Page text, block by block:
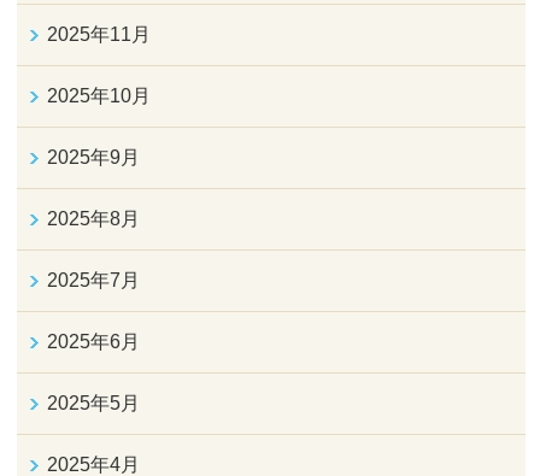
2025年11月
2025年10月
2025年9月
2025年8月
2025年7月
2025年6月
2025年5月
2025年4月